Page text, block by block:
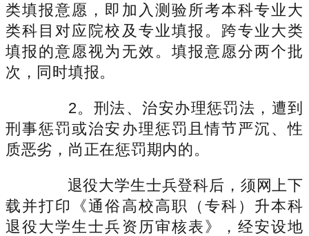
类填报意愿，即加入测验所考本科专业大
类科目对应院校及专业填报。跨专业大类
填报的意愿视为无效。填报意愿分两个批
次，同时填报。
2。刑法、治安办理惩罚法，遭到
刑事惩罚或治安办理惩罚且情节严沉、性
质恶劣，尚正在惩罚期内的。
退役大学生士兵登科后，须网上下
载并打印《通俗高校高职（专科）升本科
退役大学生士兵资历审核表》，经安设地